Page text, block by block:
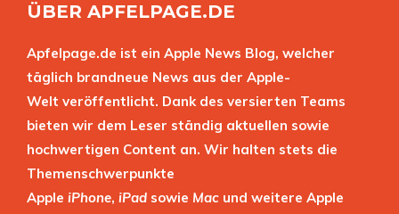
ÜBER APFELPAGE.DE
Apfelpage.de ist ein Apple News Blog, welcher
täglich brandneue News aus der Apple-
Welt veröffentlicht. Dank des versierten Teams
bieten wir dem Leser ständig aktuellen sowie
hochwertigen Content an. Wir halten stets die
Themenschwerpunkte
Apple iPhone, iPad sowie Mac und weitere Apple